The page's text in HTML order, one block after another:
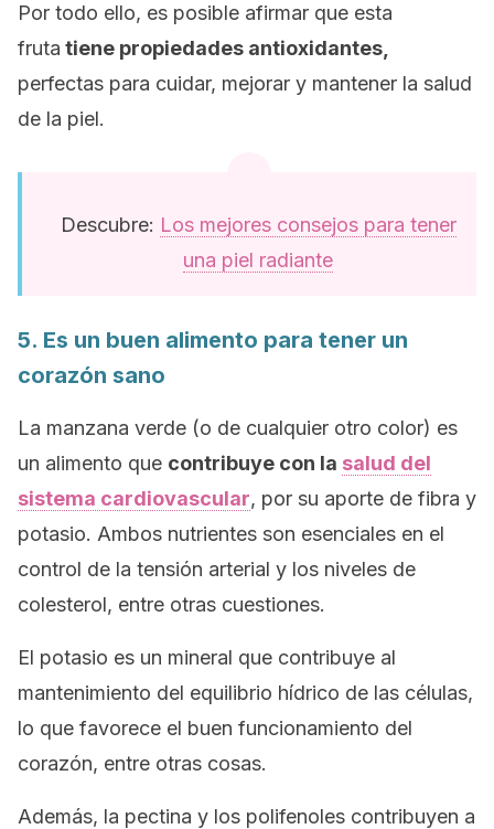
Por todo ello, es posible afirmar que esta
fruta tiene propiedades antioxidantes,
perfectas para cuidar, mejorar y mantener la salud
de la piel.
Descubre: Los mejores consejos para tener
una piel radiante
5. Es un buen alimento para tener un
corazón sano
La manzana verde (o de cualquier otro color) es
un alimento que contribuye con la salud del
sistema cardiovascular, por su aporte de fibra y
potasio. Ambos nutrientes son esenciales en el
control de la tensión arterial y los niveles de
colesterol, entre otras cuestiones.
El potasio es un mineral que contribuye al
mantenimiento del equilibrio hídrico de las células,
lo que favorece el buen funcionamiento del
corazón, entre otras cosas.
Además, la pectina y los polifenoles contribuyen a